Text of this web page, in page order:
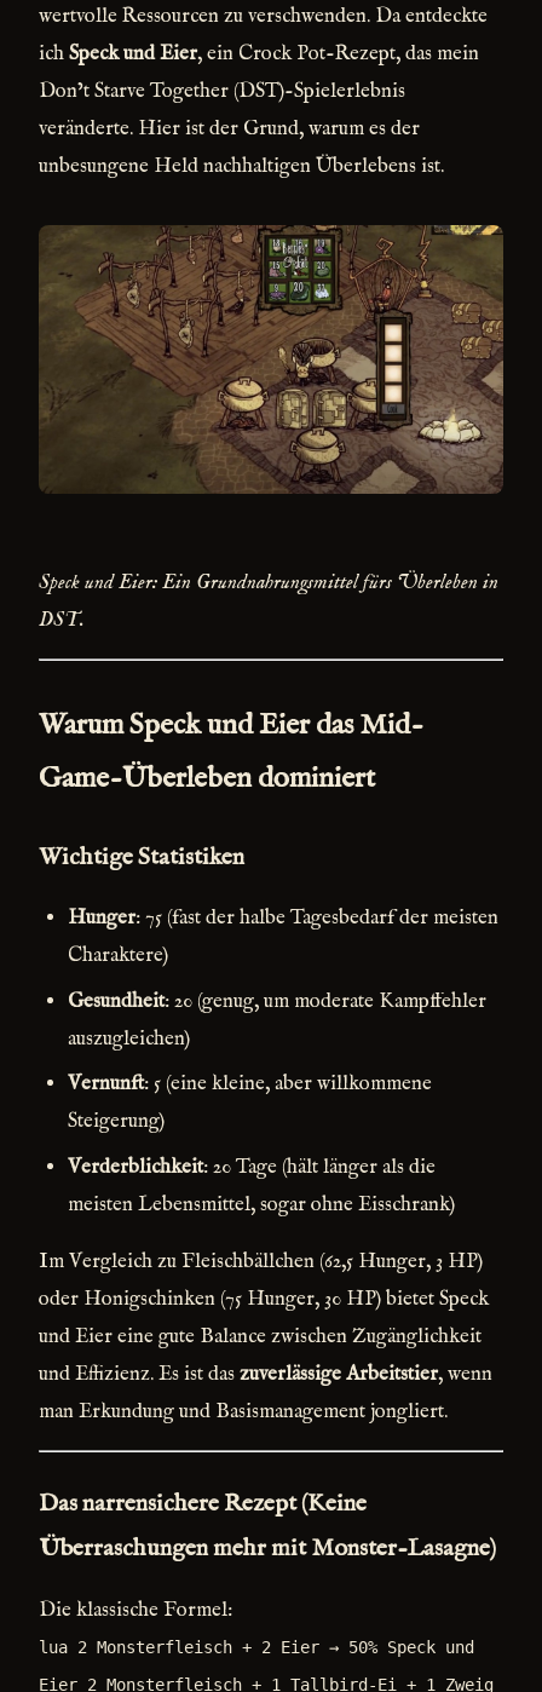
wertvolle Ressourcen zu verschwenden. Da entdeckte
ichSpeck und Eier, ein Crock Pot-Rezept, das mein
Don’t Starve Together (DST)-Spielerlebnis
veränderte. Hier ist der Grund, warum es der
unbesungene Held nachhaltigen Überlebens ist.
Speck und Eier: Ein Grundnahrungsmittel fürs Überleben in
DST.
Warum Speck und Eier das Mid-
Game-Überleben dominiert
Wichtige Statistiken
Hunger: 75 (fast der halbe Tagesbedarf der meisten
Charaktere)
Gesundheit: 20 (genug, um moderate Kampffehler
auszugleichen)
Vernunft: 5 (eine kleine, aber willkommene
Steigerung)
Verderblichkeit: 20 Tage (hält länger als die
meisten Lebensmittel, sogar ohne Eisschrank)
Im Vergleich zu Fleischbällchen (62,5 Hunger, 3 HP)
oder Honigschinken (75 Hunger, 30 HP) bietet Speck
und Eier eine gute Balance zwischen Zugänglichkeit
und Effizienz. Es ist daszuverlässige Arbeitstier, wenn
man Erkundung und Basismanagement jongliert.
Das narrensichere Rezept (Keine
Überraschungen mehr mit Monster-Lasagne)
Die klassische Formel:
lua 2 Monsterfleisch + 2 Eier → 50% Speck und
Eier 2 Monsterfleisch + 1 Tallbird-Ei + 1 Zweig